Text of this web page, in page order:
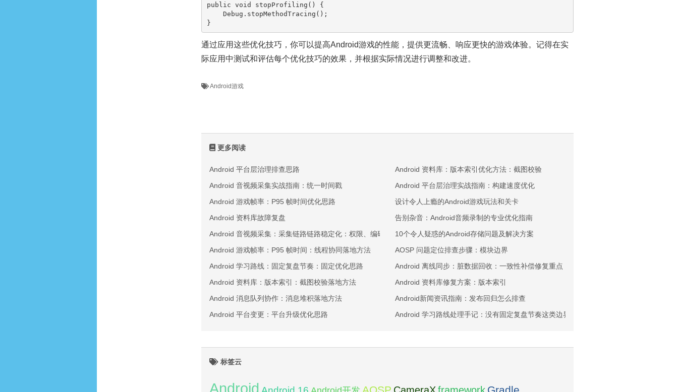
public void stopProfiling ()
{
通过应用这些优化技巧，你可以提高Android游戏的性能，提供更流畅、响应更快的游戏体验。记得在实
际应用中测试和评估每个优化技巧的效果，并根据实际情况进行调整和改进。
Android游戏
更多阅读
Android 平台层治理排查思路
Android 音视频采集实战指南：统一时间戳
Android 游戏帧率：P95 帧时间优化思路
Android 资料库故障复盘
Android 音视频采集：采集链路链路稳定化：权限、编码与回放三段排查
Android 游戏帧率：P95 帧时间：线程协同落地方法
Android 学习路线：固定复盘节奏：固定优化思路
Android 资料库：版本索引：截图校验落地方法
Android 消息队列协作：消息堆积落地方法
Android 平台变更：平台升级优化思路
Android 资料库：版本索引优化方法：截图校验
Android 平台层治理实战指南：构建速度优化
设计令人上瘾的Android游戏玩法和关卡
告别杂音：Android音频录制的专业优化指南
10个令人疑惑的Android存储问题及解决方案
AOSP 问题定位排查步骤：模块边界
Android 离线同步：脏数据回收：一致性补偿修复重点
Android 资料库修复方案：版本索引
Android新闻资讯指南：发布回归怎么排查
Android 学习路线处理手记：没有固定复盘节奏这类边界该怎么提前卡住
标签云
Android